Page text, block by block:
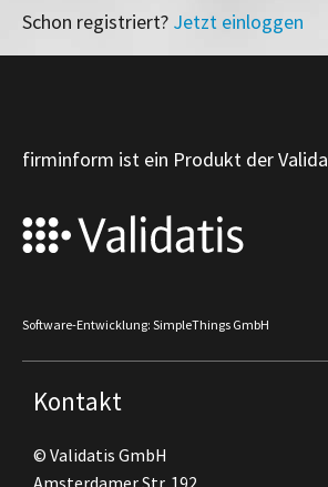
Schon registriert? Jetzt einloggen
firminform ist ein Produkt der
Software-Entwicklung: SimpleThings GmbH
Kontakt
© Validatis GmbH
Amsterdamer Str. 192